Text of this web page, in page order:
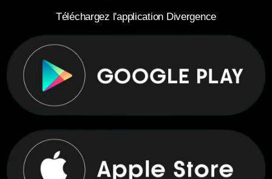
Téléchargez l'application Divergence